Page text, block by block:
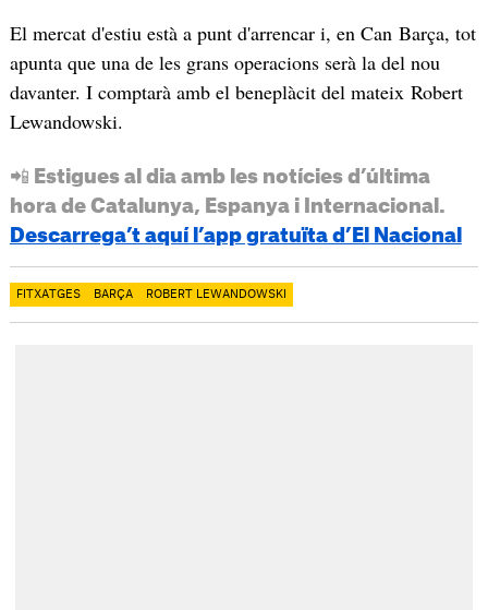
El mercat d'estiu està a punt d'arrencar i, en Can Barça, tot
apunta que una de les grans operacions serà la del nou
davanter. I comptarà amb el beneplàcit del mateix Robert
Lewandowski.
📲 Estigues al dia amb les notícies d’última
hora de Catalunya, Espanya i Internacional.
Descarrega’t aquí l’app gratuïta d’El Nacional
FITXATGES BARÇA ROBERT LEWANDOWSKI